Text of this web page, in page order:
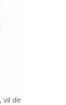
vil de